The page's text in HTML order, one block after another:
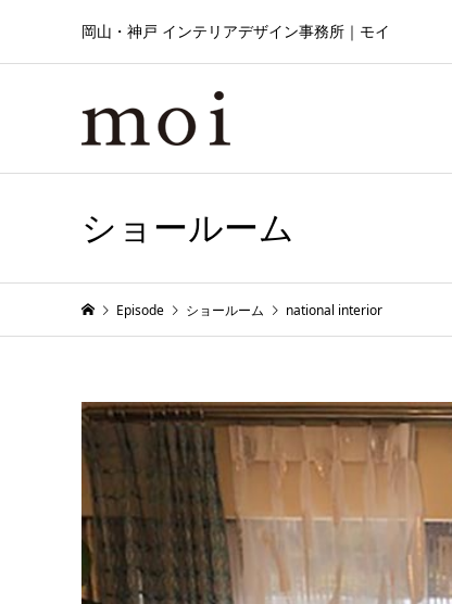
岡山・神戸 インテリアデザイン事務所｜モイ
ショールーム
Episode ショールーム national interior